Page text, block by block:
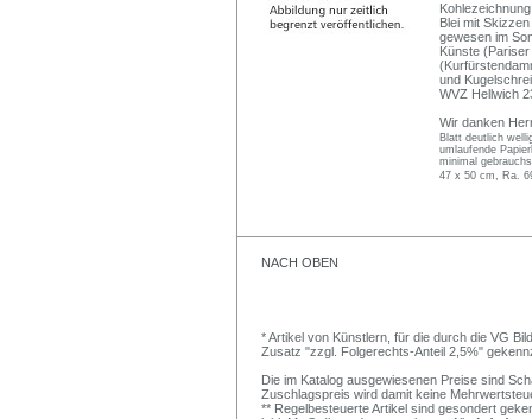
Blei mit
gewesen im
Künste
und
WVZ Hellwich
Wir danken
Blatt deutlich
umlaufende
minimal
47 x 50 cm, Ra.
NACH OBEN
* Artikel von Künstlern, für die durch die VG
Zusatz "zzgl. Folgerechts-Anteil 2,5%"
Die im Katalog ausgewiesenen Preise sind
Zuschlagspreis wird damit keine
** Regelbesteuerte Artikel sind gesondert